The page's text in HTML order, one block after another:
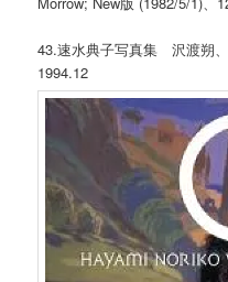
43.速水典子写真集 沢渡朔
1994.12